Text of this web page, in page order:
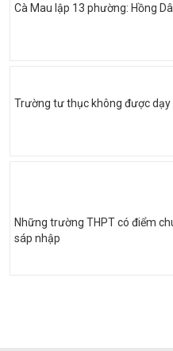
Cà Mau lập 13 phường: Hồng
Trường tư thục không được
Những trường THPT có điểm
sáp nhập